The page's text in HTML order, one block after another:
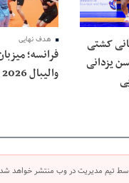
کشتی
یزدانی
هدف نهایی
فرانسه؛
والیبال 2026
تیم مدیریت در وب منتشر خواهد